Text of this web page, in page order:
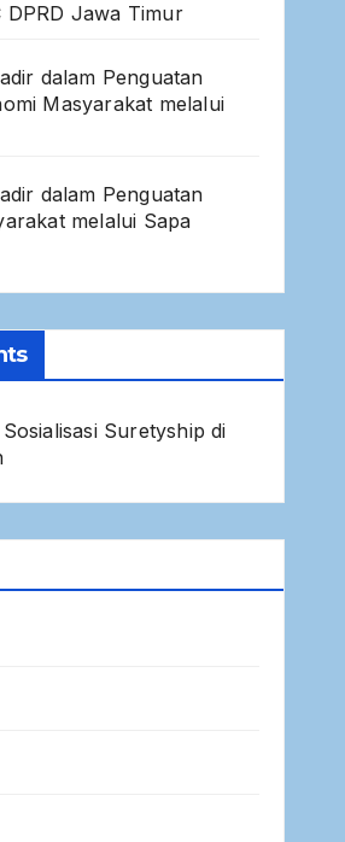
DPRD Jawa Timur
dalam Penguatan
Masyarakat melalui
dalam Penguatan
melalui Sapa
Sosialisasi Suretyship di